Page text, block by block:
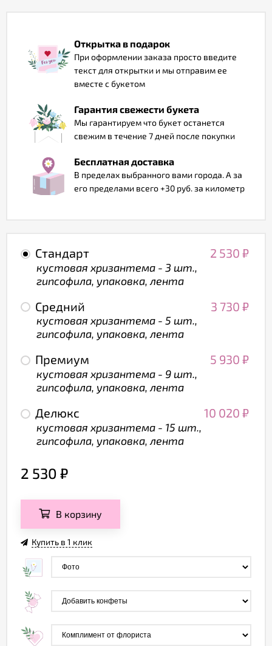
Открытка в подарок
При оформлении заказа просто введите
текст для открытки и мы отправим ее
вместе с букетом
Гарантия свежести букета
Мы гарантируем что букет останется
свежим в течение 7 дней после покупки
Бесплатная доставка
В пределах выбранного вами города. А за
его пределами всего +30 руб. за километр
Стандарт 2 530 ₽
кустовая хризантема - 3 шт.,
гипсофила, упаковка, лента
Средний 3 730 ₽
кустовая хризантема - 5 шт.,
гипсофила, упаковка, лента
Премиум 5 930 ₽
кустовая хризантема - 9 шт.,
гипсофила, упаковка, лента
Делюкс 10 020 ₽
кустовая хризантема - 15 шт.,
гипсофила, упаковка, лента
2 530 ₽
В корзину
Купить в 1 клик